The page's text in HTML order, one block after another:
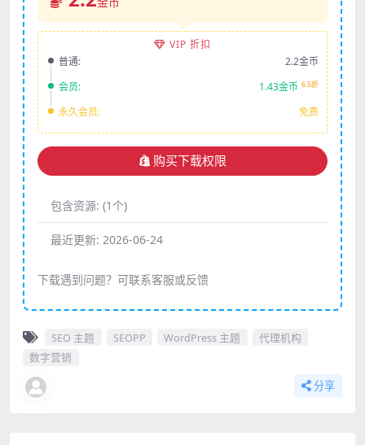
VIP 折扣
普通:
2.2金币
会员:
1.43金币 6.5折
永久会员: 免费
购买下载权限
包含资源: (1个)
最近更新: 2026-06-24
下载遇到问题？可联系客服或反馈
SEO 主题 SEOPP WordPress 主题
代理机构
数字营销
分享